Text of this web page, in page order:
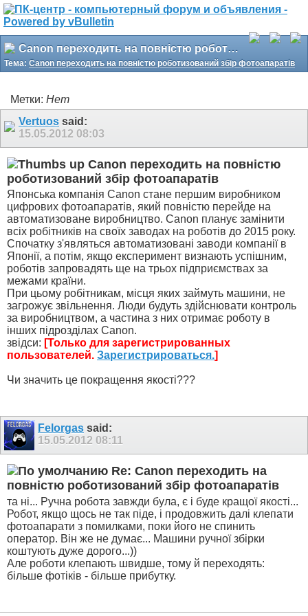
Canon переходить на повністю роботизований збір фотоапаратів
Тема: Canon переходить на повністю роботизований збір фотоапаратів
Метки: Нет
Vertuos said:
15.05.2012 08:03
Canon переходить на повністю
роботизований збір фотоапаратів
Японська компанія Canon стане першим виробником
цифрових фотоапаратів, який повністю перейде на
автоматизоване виробництво. Canon планує замінити
всіх робітників на своїх заводах на роботів до 2015 року.
Спочатку з'являться автоматизовані заводи компанії в
Японії, а потім, якщо експеримент визнають успішним,
роботів запровадять ще на трьох підприємствах за
межами країни.
При цьому робітникам, місця яких займуть машини, не
загрожує звільнення. Люди будуть здійснювати контроль
за виробництвом, а частина з них отримає роботу в
інших підрозділах Canon.
звідси: [Только для зарегистрированных
пользователей. Зарегистрироваться.]
Чи значить це покращення якості???
Felorgas said:
15.05.2012 08:11
Re: Canon переходить на
повністю роботизований збір фотоапаратів
та ні... Ручна робота завжди була, є і буде кращої якості...
Робот, якщо щось не так піде, і продовжить далі клепати
фотоапарати з помилками, поки його не спинить
оператор. Він же не думає... Машини ручної збірки
коштують дуже дорого...))
Але роботи клепають швидше, тому й переходять:
більше фотіків - більше прибутку.